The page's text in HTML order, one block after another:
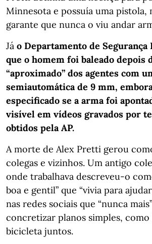
Minnesota e possuía uma pistola,
garante que nunca o viu andar
Já o Departamento de
que o homem foi baleado depois
“aproximado” dos agentes com
semiautomática de 9 mm,
especificado se a arma foi
visível em vídeos gravados por
obtidos pela AP.
A morte de Alex Pretti gerou
colegas e vizinhos. Um antigo
onde trabalhava descreveu-o
boa e gentil” que “vivia para
nas redes sociais que “nunca
concretizar planos simples,
bicicleta juntos.